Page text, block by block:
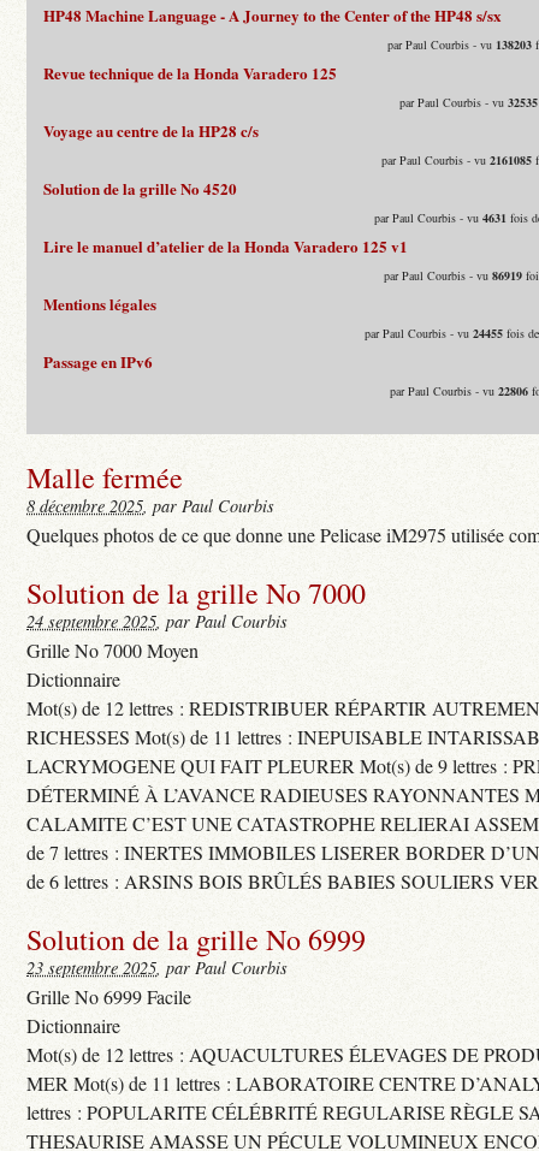
HP48 Machine Language - A Journey to the Center of the HP48 s/sx
par Paul Courbis - vu 138203
Revue technique de la Honda Varadero 125
par Paul Courbis - vu32535
Voyage au centre de la HP28 c/s
par Paul Courbis - vu2161085
Solution de la grille No 4520
par Paul Courbis - vu4631 fois
Lire le manuel d’atelier de la Honda Varadero 125 v1
par Paul Courbis - vu86919
Mentions légales
par Paul Courbis - vu24455 fois
Passage en IPv6
par Paul Courbis - vu22806
Malle fermée
8 décembre 2025, par Paul Courbis
Quelques photos de ce que donne une Pelicase iM2975 utilisée
Solution de la grille No 7000
24 septembre 2025, par Paul Courbis
Grille No 7000 Moyen
Dictionnaire
Mot(s) de 12 lettres : REDISTRIBUER RÉPARTIR
RICHESSES Mot(s) de 11 lettres : INEPUISABLE
LACRYMOGENE QUI FAIT PLEURER Mot(s) de 9 lettres :
DÉTERMINÉ À L’AVANCE RADIEUSES RAYONNANTES
CALAMITE C’EST UNE CATASTROPHE RELIERAI
de 7 lettres : INERTES IMMOBILES LISERER BORDER
de 6 lettres : ARSINS BOIS BRÛLÉS BABIES SOULIERS
Solution de la grille No 6999
23 septembre 2025, par Paul Courbis
Grille No 6999 Facile
Dictionnaire
Mot(s) de 12 lettres : AQUACULTURES ÉLEVAGES DE
MER Mot(s) de 11 lettres : LABORATOIRE CENTRE
lettres : POPULARITE CÉLÉBRITÉ REGULARISE RÈGLE
THESAURISE AMASSE UN PÉCULE VOLUMINEUX